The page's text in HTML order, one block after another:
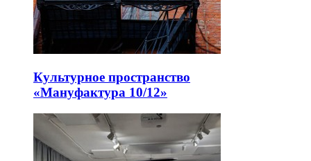
Культурное пространство
«Мануфактура 10/12»